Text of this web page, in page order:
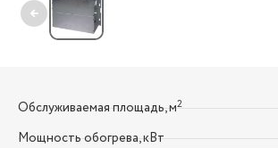
←
Обслуживаемая площадь, м2
Мощность обогрева, кВт